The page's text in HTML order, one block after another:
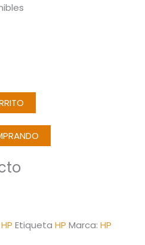
Etiqueta HP Marca: HP